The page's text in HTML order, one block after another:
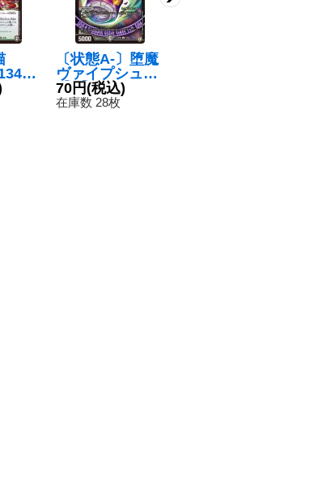
〔状態A-〕堕魔
ヴァイプシュ
【C】{RP0673/
93}《闇》
70円(税込)
在庫数 28枚